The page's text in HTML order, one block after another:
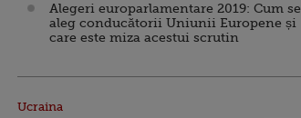
Alegeri europarlamentare 2019: Cum se
aleg conducătorii Uniunii Europene și
care este miza acestui scrutin
Ucraina